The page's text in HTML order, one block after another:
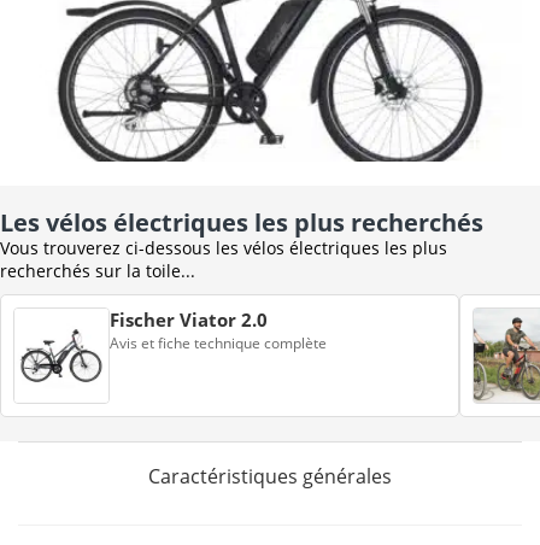
Les vélos électriques les plus recherchés
Vous trouverez ci-dessous les vélos électriques les plus
recherchés sur la toile...
Fischer Viator 2.0
Avis et fiche technique complète
Caractéristiques générales